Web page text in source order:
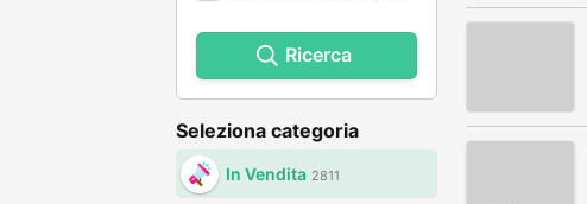
Ricerca
Seleziona categoria
In Vendita 2811